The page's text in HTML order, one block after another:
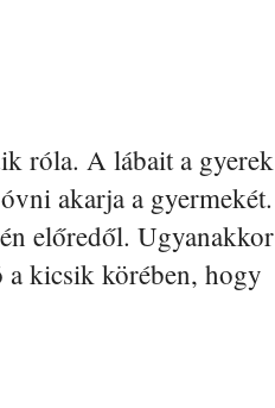
róla. A lábait a gyerek
akarja a gyermekét.
előredől. Ugyanakkor
a kicsik körében, hogy